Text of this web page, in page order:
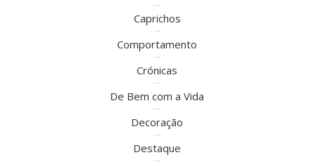
Caprichos
Comportamento
Crónicas
De Bem com a Vida
Decoração
Destaque